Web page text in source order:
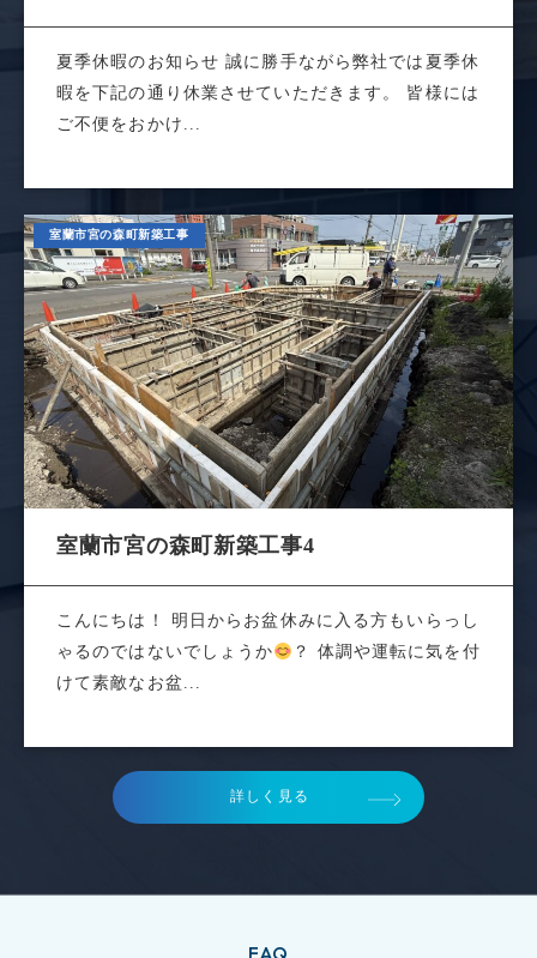
夏季休暇のお知らせ 誠に勝手ながら弊社では夏季休
暇を下記の通り休業させていただきます。 皆様には
ご不便をおかけ...
室蘭市宮の森町新築工事
室蘭市宮の森町新築工事4
こんにちは！ 明日からお盆休みに入る方もいらっし
ゃるのではないでしょうか
？ 体調や運転に気を付
けて素敵なお盆...
詳しく見る